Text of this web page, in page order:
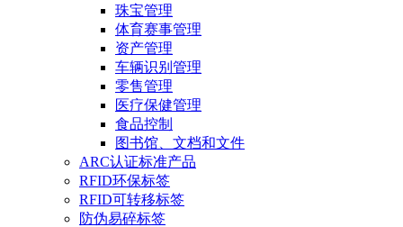
珠宝管理
体育赛事管理
资产管理
车辆识别管理
零售管理
医疗保健管理
食品控制
图书馆、文档和文件
ARC认证标准产品
RFID环保标签
RFID可转移标签
防伪易碎标签